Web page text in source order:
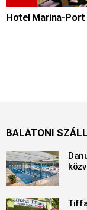
Hotel Marina-
BALATONI